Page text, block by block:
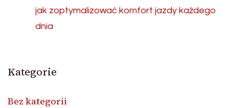
jak zoptymalizować komfort jazdy każdego
dnia
Kategorie
Bez kategorii